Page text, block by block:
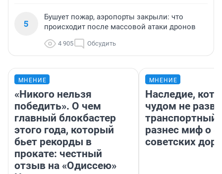
5
Бушует пожар, аэропорты закрыли: что
происходит после массовой атаки дронов
4 905 Обсудить
МНЕНИЕ
«Никого нельзя
победить». О чем
главный блокбастер
этого года, который
бьет рекорды в
прокате: честный
отзыв на «Одиссею»
МНЕНИЕ
Наследие,
чудом не
транспортный
разнес миф о
советских